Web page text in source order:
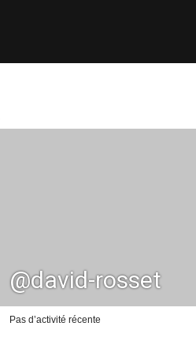
@david-rosset
Pas d’activité récente